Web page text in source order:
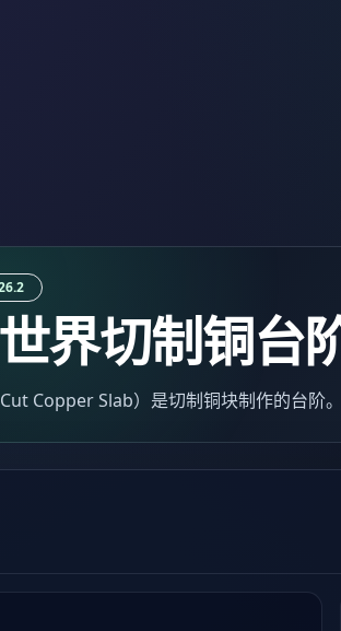
界切制铜台
Copper Slab）是切制铜块制作的台阶。